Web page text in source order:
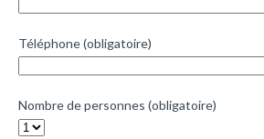
Téléphone (obligatoire)
Nombre de personnes (obligatoire)